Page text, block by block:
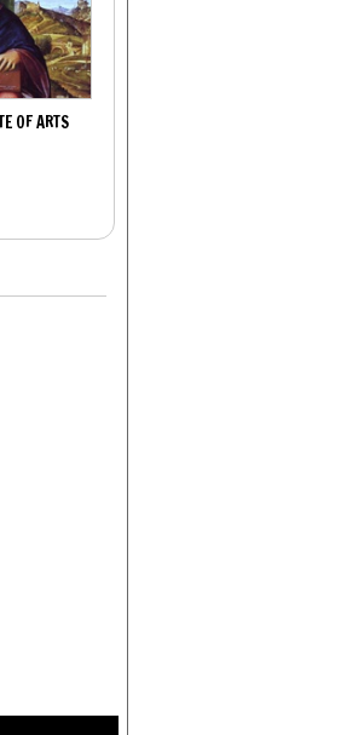
OF ARTS